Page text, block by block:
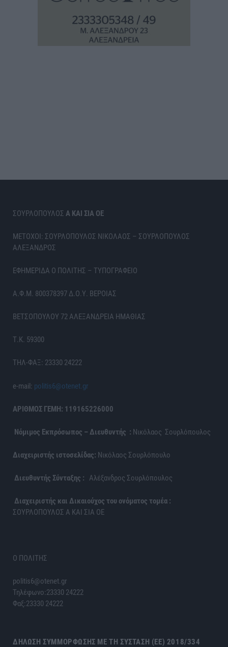
ΣΟΥΡΛΟΠΟΥΛΟΣ Α ΚΑΙ ΣΙΑ ΟΕ
ΜΕΤΟΧΟΙ: ΣΟΥΡΛΟΠΟΥΛΟΣ ΝΙΚΟΛΑΟΣ – ΣΟΥΡΛΟΠΟΥΛΟΣ
ΑΛΕΞΑΝΔΡΟΣ
ΕΦΗΜΕΡΙΔΑ Ο ΠΟΛΙΤΗΣ – ΤΥΠΟΓΡΑΦΕΙΟ
Α.Φ.Μ. 800378397 Δ.Ο.Υ. ΒΕΡΟΙΑΣ
ΒΕΤΣΟΠΟΥΛΟΥ 72 ΑΛΕΞΑΝΔΡΕΙΑ ΗΜΑΘΙΑΣ
Τ.Κ. 59300
ΤΗΛ-ΦΑΞ: 23330 24222
e-mail: politis6@otenet.gr
ΑΡΙΘΜΟΣ ΓΕΜΗ: 119165226000
Νόμιμος Εκπρόσωπος – Διευθυντής : Νικόλαος Σουρλόπουλος
Διαχειριστής ιστοσελίδας: Νικόλαος Σουρλόπουλο
Διευθυντής Σύνταξης : Αλέξανδρος Σουρλόπουλος
Διαχειριστής και Δικαιούχος του ονόματος τομέα :
ΣΟΥΡΛΟΠΟΥΛΟΣ Α ΚΑΙ ΣΙΑ ΟΕ
Ο ΠΟΛΙΤΗΣ
politis6@otenet.gr
Τηλέφωνο:23330 24222
Φαξ:23330 24222
ΔΉΛΩΣΗ ΣΥΜΜΌΡΦΩΣΗΣ ΜΕ ΤΗ ΣΎΣΤΑΣΗ (ΕΕ) 2018/334